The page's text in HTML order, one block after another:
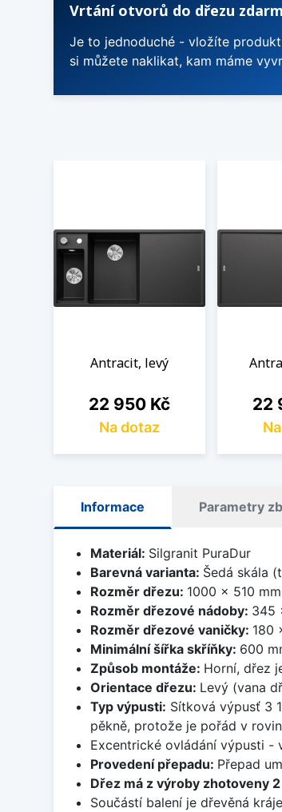
Vrtání otvorů do dřezu
Je to jednoduché - vložíte
si můžete naklikat, kam máme
Antracit, levý
Cena
22 950 Kč
Na dotaz
Cena
22
Informace Parametry
Materiál: Silgranit PuraDur
Barevná varianta: Šedá skála
Rozměr dřezu: 1000 x 510 mm
Rozměr dřezové nádoby: 345
Rozměr dřezové vaničky: 180
Minimální šířka skříňky: 600
Způsob montáže: Horní, dřez
Orientace dřezu: Levý (vana
Typ výpusti: Sítková výpusť 3
pěkně, protože je pořád v
Excentrické ovládání výpusti -
Provedení přepadu: Přepad
Dřez má z výroby zhotoveny
Součástí balení je dřevěná